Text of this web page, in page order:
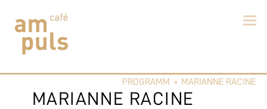
Cafe am Puls
Der beste Kaffee im Zollikerberg
PROGRAMM » MARIANNE RACINE
MARIANNE RACINE